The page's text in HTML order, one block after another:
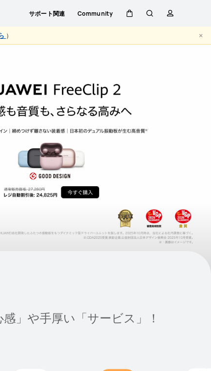
サポート関連 Community
） ×
」や手厚い「サービス」！